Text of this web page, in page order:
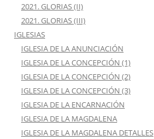
2021. GLORIAS (II)
2021. GLORIAS (III)
IGLESIAS
IGLESIA DE LA ANUNCIACIÓN
IGLESIA DE LA CONCEPCIÓN (1)
IGLESIA DE LA CONCEPCIÓN (2)
IGLESIA DE LA CONCEPCIÓN (3)
IGLESIA DE LA ENCARNACIÓN
IGLESIA DE LA MAGDALENA
IGLESIA DE LA MAGDALENA DETALLES